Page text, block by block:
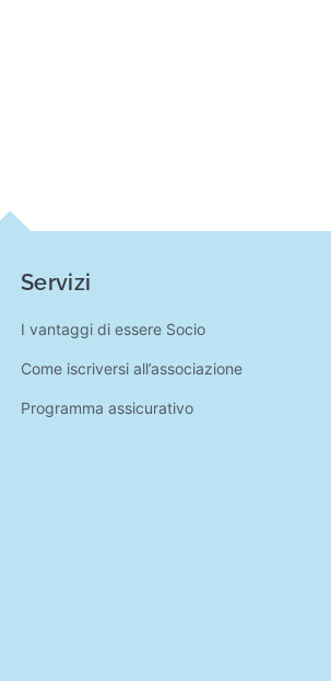
Servizi
I vantaggi di essere Socio
Come iscriversi all’associazione
Programma assicurativo